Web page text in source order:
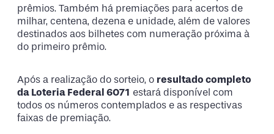
prêmios. Também há premiações para acertos de
milhar, centena, dezena e unidade, além de valores
destinados aos bilhetes com numeração próxima à
do primeiro prêmio.
Após a realização do sorteio, o resultado completo
da Loteria Federal 6071 estará disponível com
todos os números contemplados e as respectivas
faixas de premiação.